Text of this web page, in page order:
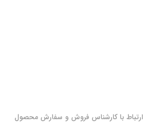
ارتباط با کارشناس فروش و سفارش محصول